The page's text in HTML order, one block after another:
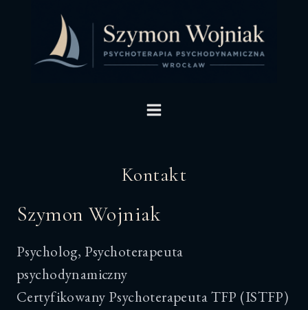
Kontakt
Szymon Wojniak
Psycholog, Psychoterapeuta
psychodynamiczny
Certyfikowany Psychoterapeuta TFP (ISTFP)